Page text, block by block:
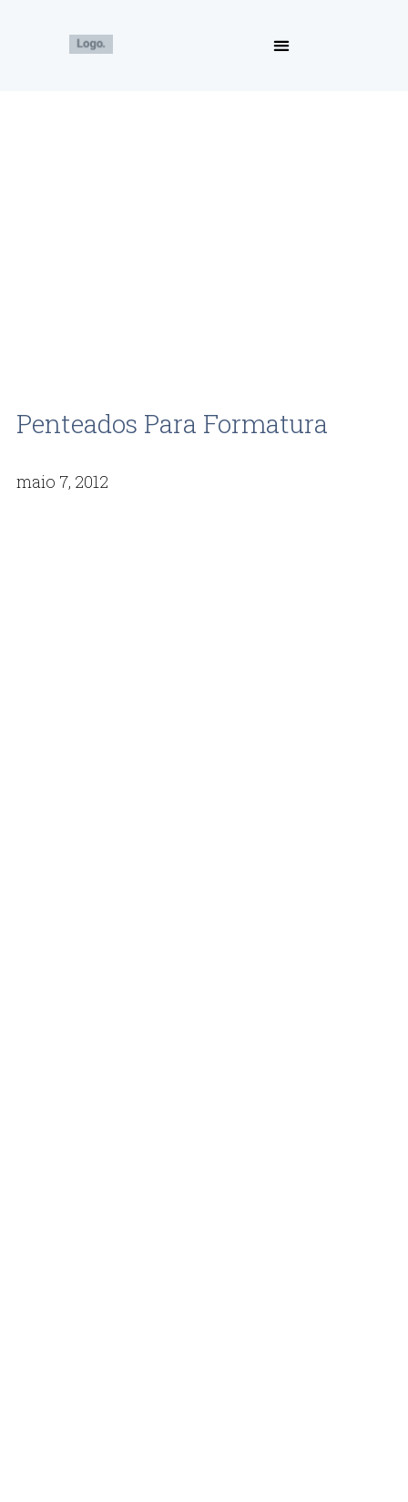
Penteados Para Formatura
maio 7, 2012